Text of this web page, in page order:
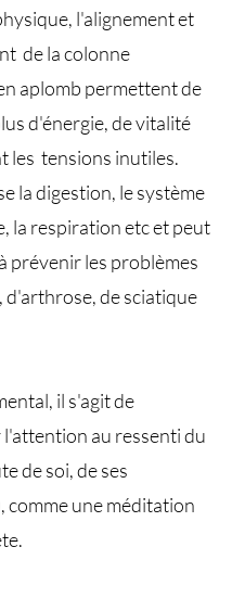
l'alignement et
de la colonne
aplomb permettent de
d'énergie, de vitalité
les tensions inutiles.
la digestion, le système
la respiration etc et peut
prévenir les problèmes
d'arthrose, de sciatique
il s'agit de
au ressenti du
de soi, de ses
comme une méditation